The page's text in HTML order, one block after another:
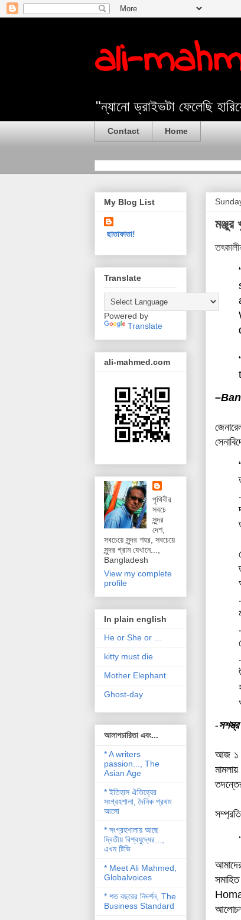
ali-
"ন্যানো ড্রাইভটা ফেলেছি
Contact Home
মঞ্জুর
–
-
আজ ১
‘
My Blog List
ছাতাফাতা!
Translate
Powered by
Translate
ali-mahmed.com
পৃথিবীর
সবচে
সুন্দর
দেশ,
সবচেয়ে সুন্দর শহর, সবচেয়ে
সুন্দর গ্রাম যেখানে...,
Bangladesh
View my complete
profile
In plain english
He or She or ...
kitty must die
Mother Elephant
Ghost-day
আলাপচারিতা এবং...
* A writers
passion..., The
Asian Age
* ইতিহাস ঐতিহ্যের
সংগ্রহশালা, দৈনিক প্রথম
আলো
* সংগ্রহশালায় আছে
দ্বিতীয় বিশ্বযু্দ্ধের...,
এখন টিভি
* Meet Ali Mahmed,
Globalvoices
* শত বছরের নিদর্শন, The
Business Standard